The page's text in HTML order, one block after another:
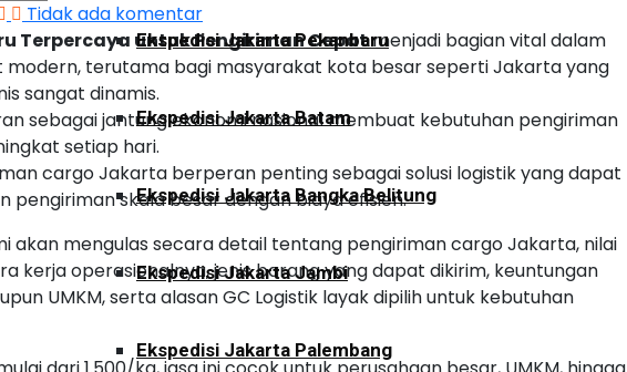
Ekspedisi Jakarta Pekanbaru
Ekspedisi Jakarta Batam
Ekspedisi Jakarta Bangka Belitung
Ekspedisi Jakarta Jambi
Ekspedisi Jakarta Palembang
Tidak ada komentar
Terpercaya untuk Pengiriman Cepatmenjadi bagian vital dalam
terutama bagi masyarakat kota besar seperti Jakarta yang
sangat dinamis.
sebagai jantung ekonomi nasional membuat kebutuhan pengiriman
setiap hari.
cargo Jakarta berperan penting sebagai solusi logistik yang dapat
pengiriman skala besar dengan biaya efisien.
akan mengulas secara detail tentang pengiriman cargo Jakarta, nilai
kerja operasionalnya, jenis barang yang dapat dikirim, keuntungan
UMKM, serta alasan GC Logistik layak dipilih untuk kebutuhan